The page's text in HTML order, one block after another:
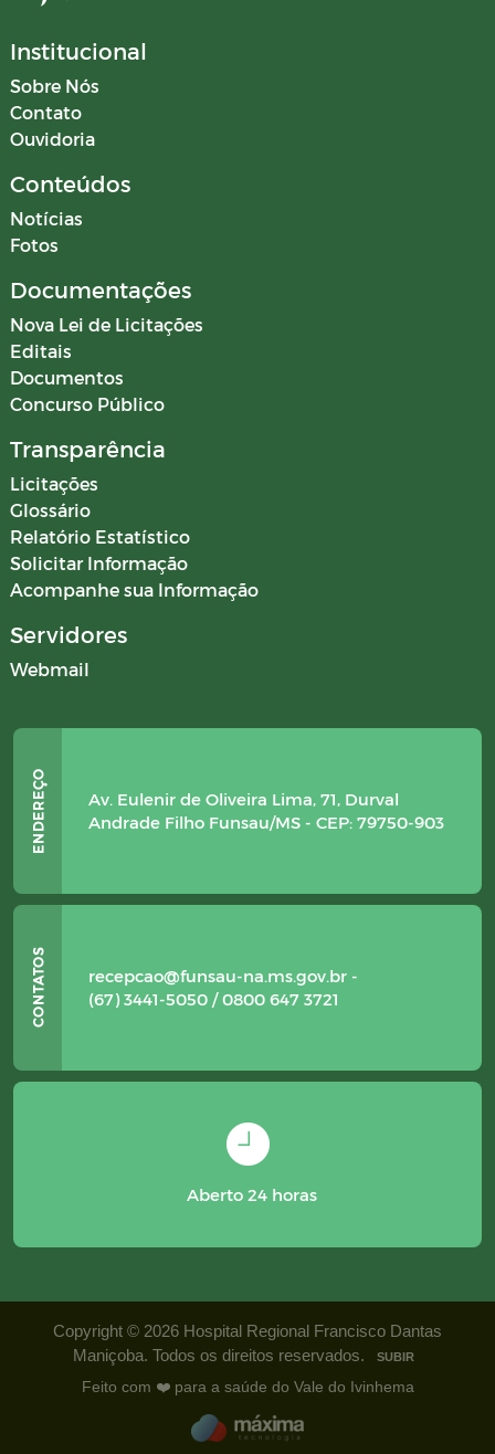
Institucional
Sobre Nós
Contato
Ouvidoria
Conteúdos
Notícias
Fotos
Documentações
Nova Lei de Licitações
Editais
Documentos
Concurso Público
Transparência
Licitações
Glossário
Relatório Estatístico
Solicitar Informação
Acompanhe sua Informação
Servidores
Webmail
Av. Eulenir de Oliveira Lima, 71, Durval
Andrade Filho Funsau/MS - CEP: 79750-903
recepcao@funsau-na.ms.gov.br -
(67) 3441-5050 / 0800 647 3721
Aberto 24 horas
Copyright © 2026 Hospital Regional Francisco Dantas
Maniçoba. Todos os direitos reservados.
SUBIR